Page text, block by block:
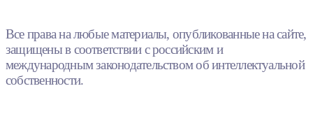
Все права на любые материалы, опубликованные на сайте,
защищены в соответствии с российским и
международным законодательством об интеллектуальной
собственности.